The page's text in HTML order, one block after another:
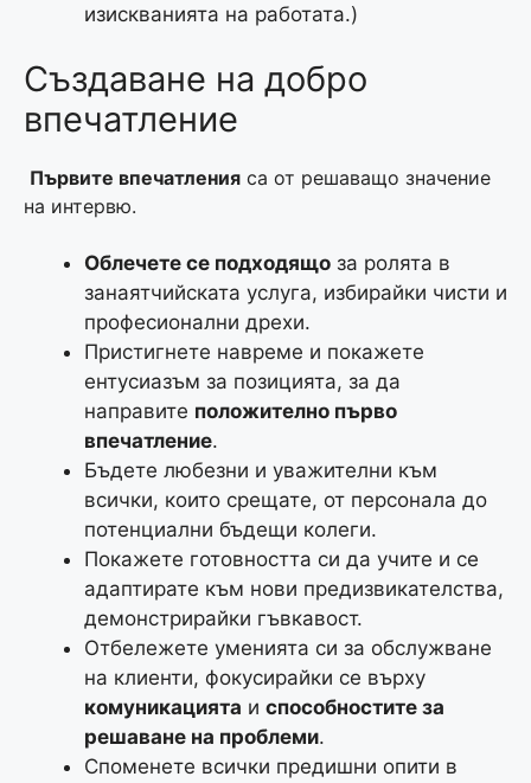
изискванията на работата.)
Създаване на добро
впечатление
Първите впечатления са от решаващо значение
на интервю.
Облечете се подходящо за ролята в
занаятчийската услуга, избирайки чисти и
професионални дрехи.
Пристигнете навреме и покажете
ентусиазъм за позицията, за да
направите положително първо
впечатление.
Бъдете любезни и уважителни към
всички, които срещате, от персонала до
потенциални бъдещи колеги.
Покажете готовността си да учите и се
адаптирате към нови предизвикателства,
демонстрирайки гъвкавост.
Отбележете уменията си за обслужване
на клиенти, фокусирайки се върху
комуникацията и способностите за
решаване на проблеми.
Споменете всички предишни опити в